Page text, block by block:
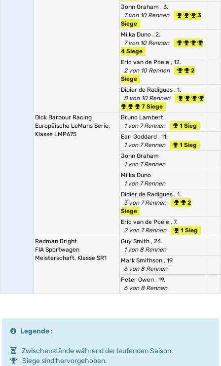
John Graham , 3.
7 von 10 Rennen
3
Siege
Milka Duno , 2.
7 von 10 Rennen
4 Siege
Eric van de Poele , 12.
2 von 10 Rennen
2
Siege
Didier de Radigues , 1.
8 von 10 Rennen
7 Siege
Dick Barbour Racing
Europäische LeMans Serie,
Klasse LMP675
Bruno Lambert
1 von 7 Rennen
1 Sieg
Earl Goddard , 11.
1 von 7 Rennen
1 Sieg
John Graham
1 von 7 Rennen
Milka Duno
1 von 7 Rennen
Didier de Radigues , 1.
3 von 7 Rennen
2
Siege
Eric van de Poele , 7.
2 von 7 Rennen
1 Sieg
Redman Bright
FIA Sportwagen
Meisterschaft, Klasse SR1
Guy Smith , 24.
1 von 8 Rennen
Mark Smithson , 19.
6 von 8 Rennen
Peter Owen , 19.
6 von 8 Rennen
Legende :
Zwischenstände während der laufenden Saison.
Siege sind hervorgehoben.